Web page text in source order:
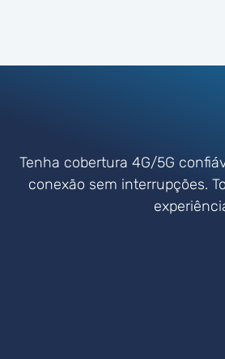
Tenha cobertura 4G/5G
conexão sem interrupções.